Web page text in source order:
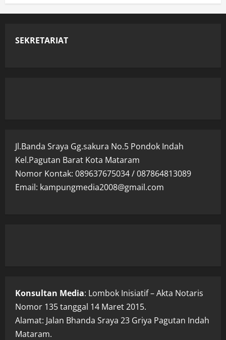
SEKRETARIAT
Jl.Banda Sraya Gg.sakura No.5 Pondok Indah
Kel.Pagutan Barat Kota Mataram
Nomor Kontak: 089637675034 / 087864813089
Email: kampungmedia2008@gmail.com
Konsultan Media: Lombok Inisiatif – Akta Notaris
Nomor 135 tanggal 14 Maret 2015.
Alamat: Jalan Bhanda Sraya 23 Griya Pagutan Indah
Mataram.